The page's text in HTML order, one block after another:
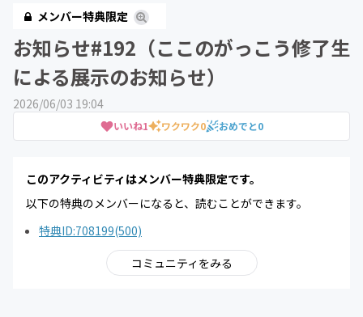
メンバー特典限定
お知らせ#192（ここのがっこう修了生
による展示のお知らせ）
2026/06/03 19:04
いいね1 ワクワク0 おめでと0
このアクティビティはメンバー特典限定です。
以下の特典のメンバーになると、読むことができます。
特典ID:708199(500)
コミュニティをみる